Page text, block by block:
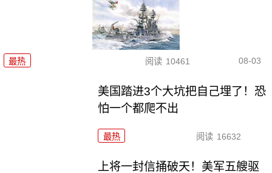
最热 阅读 10461 08-03
美国踏进3个大坑把自己埋了！恐
怕一个都爬不出
最热 阅读 16632
上将一封信捅破天！美军五艘驱